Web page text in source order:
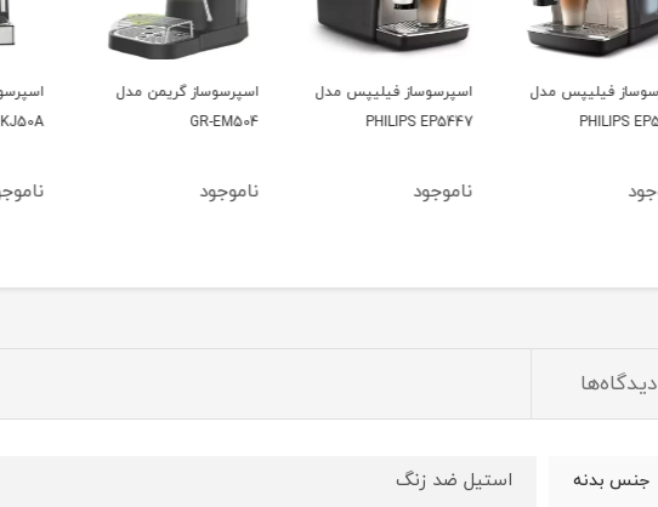
اسپرسوساز فیلیپس مدل
PHILIPS EP5447
اسپرسوساز گریمن مدل
GR-EM504
اسپرسوساز زیگما مدل
KJ50A
دیدگاه‌ها
جنس بدنه استیل ضد زنگ